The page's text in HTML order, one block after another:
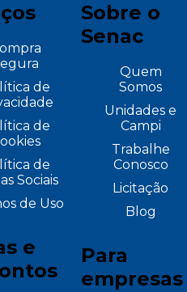
de
de
de
Sociais
de Uso
e
Sobre o
Senac
Quem
Somos
Unidades e
Campi
Trabalhe
Conosco
Licitação
Blog
Para
empresas